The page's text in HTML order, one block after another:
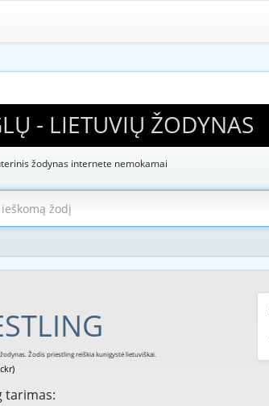
- LIETUVIŲ ŽODYNAS
žodynas internete nemokamai
tarimas: